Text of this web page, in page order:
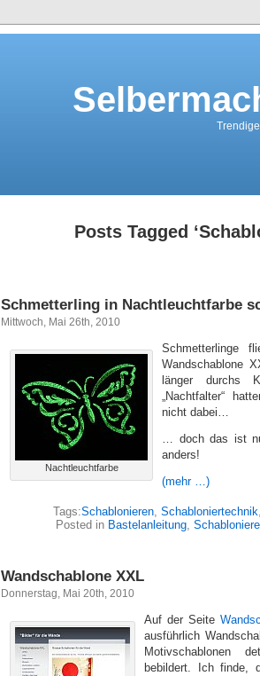
Posts Tagged
Schmetterling in Nachtleuchtfarbe
Mittwoch, Mai 26th, 2010
Nachtleuchtfarbe
Schmetterlinge
Wandschablone
länger durchs
„Nachtfalter“
nicht dabei…
… doch das ist
anders!
(mehr …)
Tags:Schablonieren, Schabloniertechnik
Posted in Bastelanleitung,
Wandschablone XXL
Donnerstag, Mai 20th, 2010
Auf der Seite
ausführlich
Motivschablonen
bebildert. Ich finde,